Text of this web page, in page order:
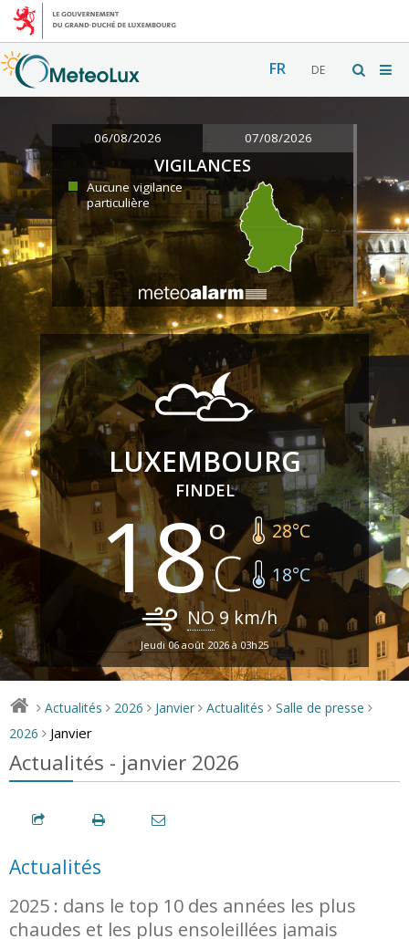
FR DE
06/08/2026 07/08/2026
VIGILANCES
Aucune vigilance
particulière
LUXEMBOURG
FINDEL
18 28°C
18°C
NO9 km/h
Jeudi 06 août 2026 à 03h25
> Actualités > 2026 > Janvier > Actualités > Salle de presse >
2026 > Janvier
Actualités - janvier 2026
Actualités
2025 : dans le top 10 des années les plus
chaudes et les plus ensoleillées jamais